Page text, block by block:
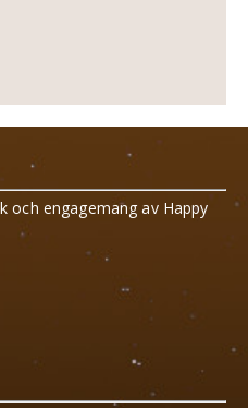
och engagemang av Happy